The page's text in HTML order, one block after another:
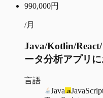
990,000円
/月
Java/Kotlin/
ータ分析アプリ
言語
Java